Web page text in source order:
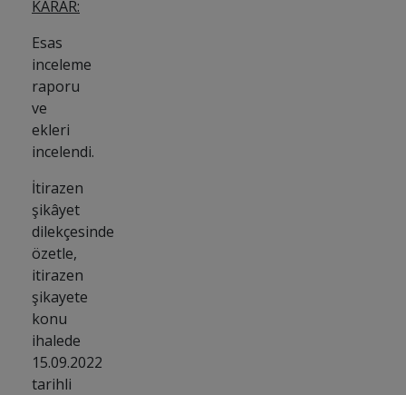
KARAR:
Esas
inceleme
raporu
ve
ekleri
incelendi.
İtirazen
şikâyet
dilekçesinde
özetle,
itirazen
şikayete
konu
ihalede
15.09.2022
tarihli